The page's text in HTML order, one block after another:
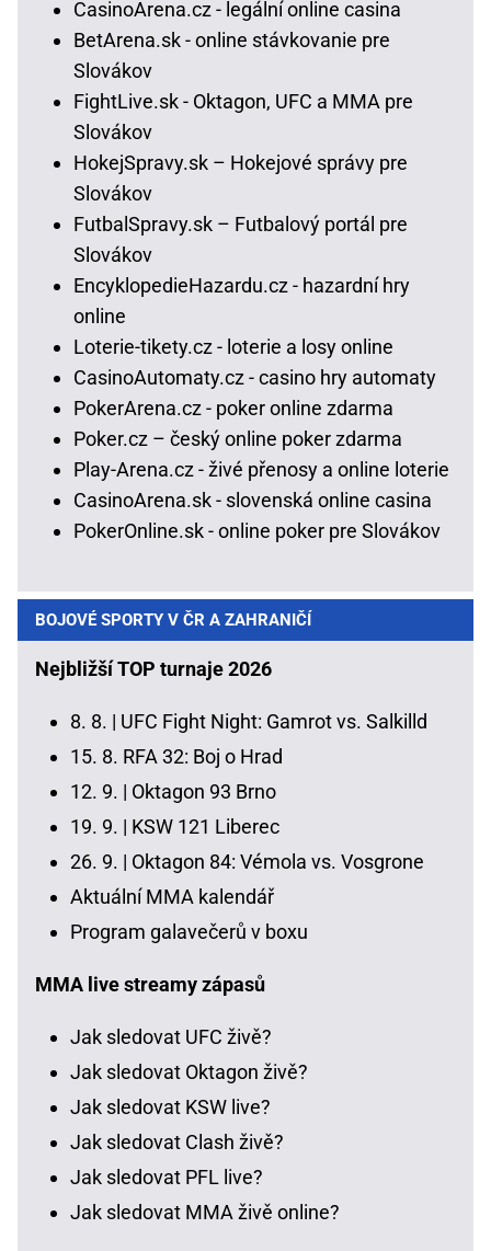
CasinoArena.cz - legální online casina
BetArena.sk - online stávkovanie pre
Slovákov
FightLive.sk - Oktagon, UFC a MMA pre
Slovákov
HokejSpravy.sk – Hokejové správy pre
Slovákov
FutbalSpravy.sk – Futbalový portál pre
Slovákov
EncyklopedieHazardu.cz - hazardní hry
online
Loterie-tikety.cz - loterie a losy online
CasinoAutomaty.cz - casino hry automaty
PokerArena.cz - poker online zdarma
Poker.cz – český online poker zdarma
Play-Arena.cz - živé přenosy a online loterie
CasinoArena.sk - slovenská online casina
PokerOnline.sk - online poker pre Slovákov
BOJOVÉ SPORTY V ČR A ZAHRANIČÍ
Nejbližší TOP turnaje 2026
8. 8. | UFC Fight Night: Gamrot vs. Salkilld
15. 8. RFA 32: Boj o Hrad
12. 9. | Oktagon 93 Brno
19. 9. | KSW 121 Liberec
26. 9. | Oktagon 84: Vémola vs. Vosgrone
Aktuální MMA kalendář
Program galavečerů v boxu
MMA live streamy zápasů
Jak sledovat UFC živě?
Jak sledovat Oktagon živě?
Jak sledovat KSW live?
Jak sledovat Clash živě?
Jak sledovat PFL live?
Jak sledovat MMA živě online?